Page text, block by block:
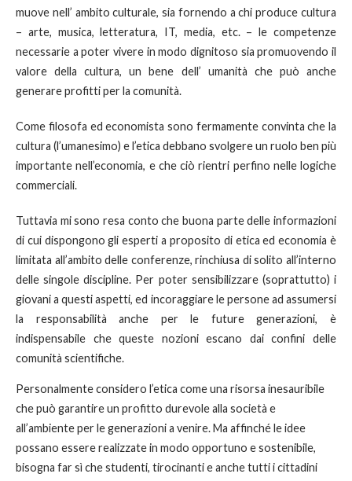
muove nell’ ambito culturale, sia fornendo a chi produce cultura
– arte, musica, letteratura, IT, media, etc. – le competenze
necessarie a poter vivere in modo dignitoso sia promuovendo il
valore della cultura, un bene dell’ umanità che può anche
generare profitti per la comunità.
Come filosofa ed economista sono fermamente convinta che la
cultura (l’umanesimo) e l’etica debbano svolgere un ruolo ben più
importante nell’economia, e che ciò rientri perfino nelle logiche
commerciali.
Tuttavia mi sono resa conto che buona parte delle informazioni
di cui dispongono gli esperti a proposito di etica ed economia è
limitata all’ambito delle conferenze, rinchiusa di solito all’interno
delle singole discipline. Per poter sensibilizzare (soprattutto) i
giovani a questi aspetti, ed incoraggiare le persone ad assumersi
la responsabilità anche per le future generazioni, è
indispensabile che queste nozioni escano dai confini delle
comunità scientifiche.
Personalmente considero l’etica come una risorsa inesauribile
che può garantire un profitto durevole alla società e
all’ambiente per le generazioni a venire. Ma affinché le idee
possano essere realizzate in modo opportuno e sostenibile,
bisogna far sì che studenti, tirocinanti e anche tutti i cittadini